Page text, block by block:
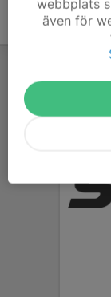
webbplats
även för